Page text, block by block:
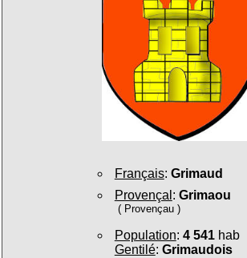
Français: Grimaud
Provençal : Grimaou
( Provençau )
Population: 4 541hab
Gentilé: Grimaudois